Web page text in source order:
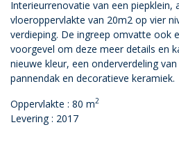
Interieurrenovatie van een piepklein,
vloeroppervlakte van 20m2 op vier
verdieping. De ingreep omvatte ook
voorgevel om deze meer details en
nieuwe kleur, een onderverdeling
pannendak en decoratieve keramiek.
Oppervlakte : 80 m2
Levering : 2017